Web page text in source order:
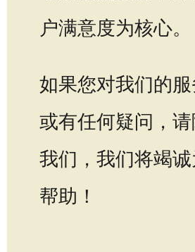
户满意度为核心。
如果您对我们的
或有任何疑问，
我们，我们将竭
帮助！